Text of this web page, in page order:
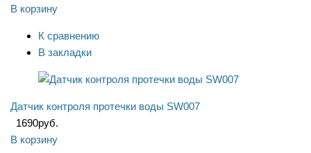
В корзину
К сравнению
В закладки
Датчик контроля протечки воды SW007
1690руб.
В корзину